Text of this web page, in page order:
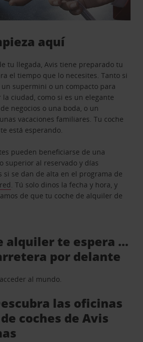
aquí
tu llegada, Avis tiene preparado tu
el tiempo que lo necesites. Tanto si
supermini o un compacto para
ciudad, como si es un elegante
negocios o una boda, o un
vacaciones familiares. Tu coche
está esperando.
pueden beneficiarse de una
superior al reservado y días
si se dan de alta en el programa de
. Tú solo dinos la fecha y hora, y
de que tu coche de alquiler de
alquiler te espera …
por delante
al mundo.
las oficinas
coches de Avis